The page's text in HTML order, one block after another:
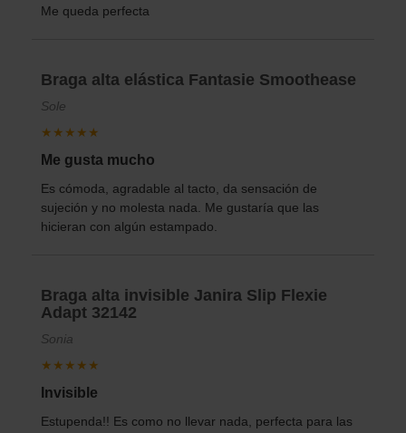
Me queda perfecta
Braga alta elástica Fantasie Smoothease
Sole
★★★★★
Me gusta mucho
Es cómoda, agradable al tacto, da sensación de
sujeción y no molesta nada. Me gustaría que las
hicieran con algún estampado.
Braga alta invisible Janira Slip Flexie
Adapt 32142
Sonia
★★★★★
Invisible
Estupenda!! Es como no llevar nada, perfecta para las